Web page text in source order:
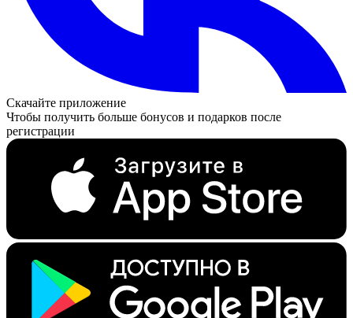
Скачайте приложение
Чтобы получить больше бонусов и подарков после
регистрации